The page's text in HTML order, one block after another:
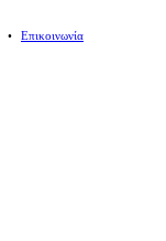
⠀•⠀ Επικοινωνία